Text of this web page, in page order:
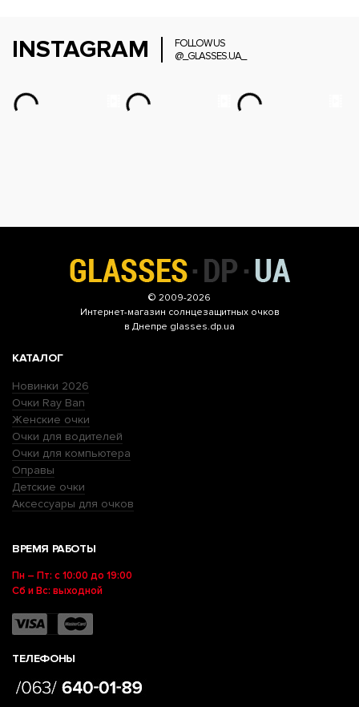
INSTAGRAM
FOLLOW US
@_GLASSES.UA_
© 2009-2026
Интернет-магазин солнцезащитных очков
в Днепре glasses.dp.ua
КАТАЛОГ
Новинки 2026
Очки Ray Ban
Женские очки
Очки для водителей
Очки для компьютера
Оправы
Детские очки
Аксессуары для очков
ВРЕМЯ РАБОТЫ
Пн – Пт: с 10:00 до 19:00
Сб и Вс: выходной
ТЕЛЕФОНЫ